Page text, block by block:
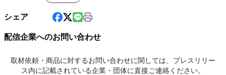
シェア
配信企業へのお問い合わせ
取材依頼・商品に対するお問い合わせに関しては、プレスリリー
ス内に記載されている企業・団体に直接ご連絡ください。